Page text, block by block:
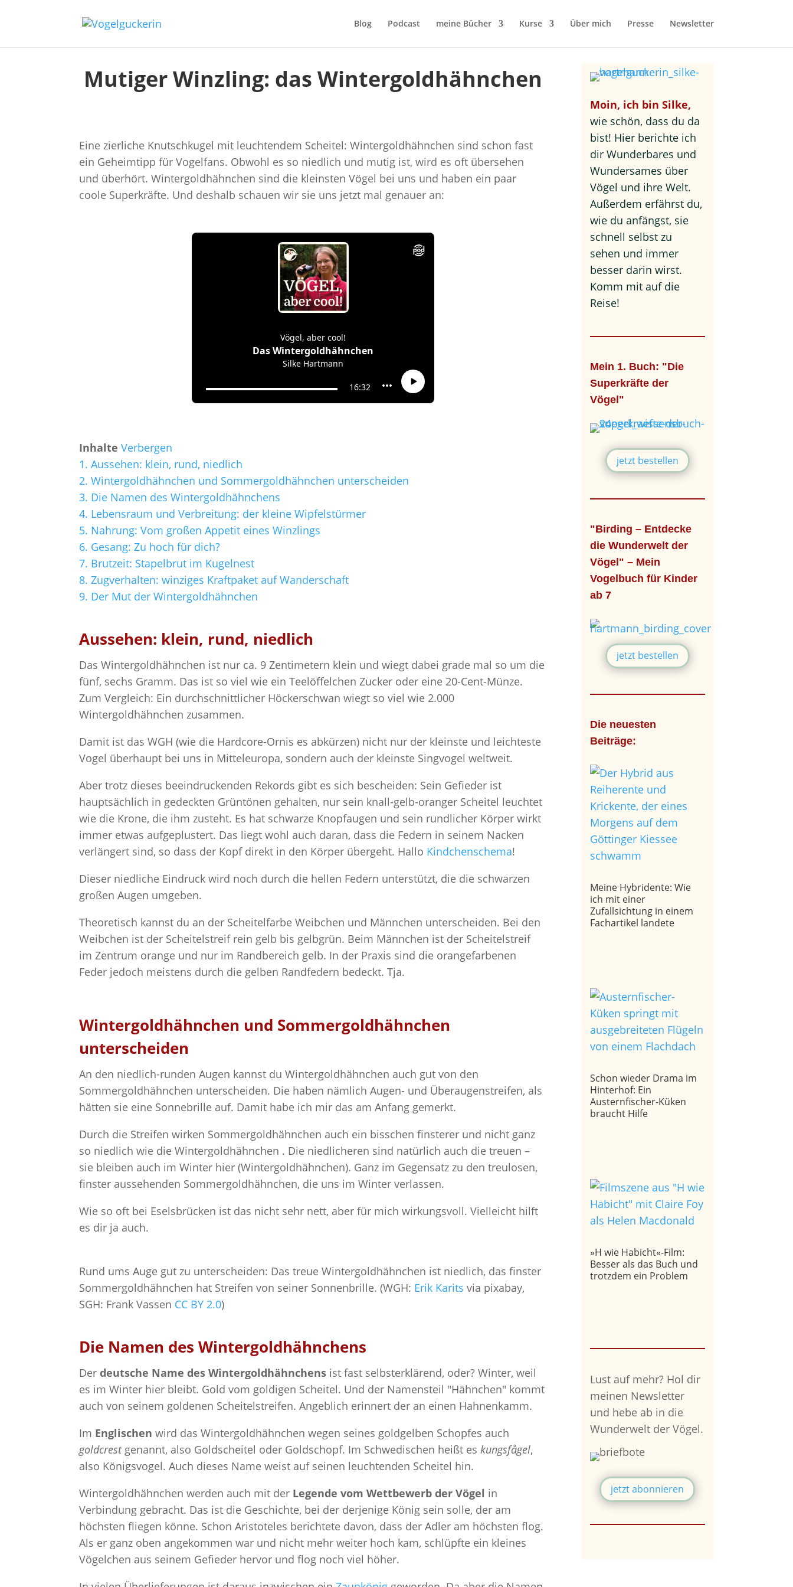
Blog Podcast meine Bücher Kurse Über mich Presse Newsletter
Mutiger Winzling: das Wintergoldhähnchen
Eine zierliche Knutschkugel mit leuchtendem Scheitel: Wintergoldhähnchen sind schon fast
ein Geheimtipp für Vogelfans. Obwohl es so niedlich und mutig ist, wird es oft übersehen
und überhört. Wintergoldhähnchen sind die kleinsten Vögel bei uns und haben ein paar
coole Superkräfte. Und deshalb schauen wir sie uns jetzt mal genauer an:
Inhalte Verbergen
1. Aussehen: klein, rund, niedlich
2. Wintergoldhähnchen und Sommergoldhähnchen unterscheiden
3. Die Namen des Wintergoldhähnchens
4. Lebensraum und Verbreitung: der kleine Wipfelstürmer
5. Nahrung: Vom großen Appetit eines Winzlings
6. Gesang: Zu hoch für dich?
7. Brutzeit: Stapelbrut im Kugelnest
8. Zugverhalten: winziges Kraftpaket auf Wanderschaft
9. Der Mut der Wintergoldhähnchen
Aussehen: klein, rund, niedlich
Das Wintergoldhähnchen ist nur ca. 9 Zentimetern klein und wiegt dabei grade mal so um die
fünf, sechs Gramm. Das ist so viel wie ein Teelöffelchen Zucker oder eine 20-Cent-Münze.
Zum Vergleich: Ein durchschnittlicher Höckerschwan wiegt so viel wie 2.000
Wintergoldhähnchen zusammen.
Damit ist das WGH (wie die Hardcore-Ornis es abkürzen) nicht nur der kleinste und leichteste
Vogel überhaupt bei uns in Mitteleuropa, sondern auch der kleinste Singvogel weltweit.
Aber trotz dieses beeindruckenden Rekords gibt es sich bescheiden: Sein Gefieder ist
hauptsächlich in gedeckten Grüntönen gehalten, nur sein knall-gelb-oranger Scheitel leuchtet
wie die Krone, die ihm zusteht. Es hat schwarze Knopfaugen und sein rundlicher Körper wirkt
immer etwas aufgeplustert. Das liegt wohl auch daran, dass die Federn in seinem Nacken
verlängert sind, so dass der Kopf direkt in den Körper übergeht. Hallo Kindchenschema!
Dieser niedliche Eindruck wird noch durch die hellen Federn unterstützt, die die schwarzen
großen Augen umgeben.
Theoretisch kannst du an der Scheitelfarbe Weibchen und Männchen unterscheiden. Bei den
Weibchen ist der Scheitelstreif rein gelb bis gelbgrün. Beim Männchen ist der Scheitelstreif
im Zentrum orange und nur im Randbereich gelb. In der Praxis sind die orangefarbenen
Feder jedoch meistens durch die gelben Randfedern bedeckt. Tja.
Wintergoldhähnchen und Sommergoldhähnchen
unterscheiden
An den niedlich-runden Augen kannst du Wintergoldhähnchen auch gut von den
Sommergoldhähnchen unterscheiden. Die haben nämlich Augen- und Überaugenstreifen, als
hätten sie eine Sonnebrille auf. Damit habe ich mir das am Anfang gemerkt.
Durch die Streifen wirken Sommergoldhähnchen auch ein bisschen finsterer und nicht ganz
so niedlich wie die Wintergoldhähnchen . Die niedlicheren sind natürlich auch die treuen –
sie bleiben auch im Winter hier (Wintergoldhähnchen). Ganz im Gegensatz zu den treulosen,
finster aussehenden Sommergoldhähnchen, die uns im Winter verlassen.
Wie so oft bei Eselsbrücken ist das nicht sehr nett, aber für mich wirkungsvoll. Vielleicht hilft
es dir ja auch.
Rund ums Auge gut zu unterscheiden: Das treue Wintergoldhähnchen ist niedlich, das finster
Sommergoldhähnchen hat Streifen von seiner Sonnenbrille. (WGH: Erik Karits via pixabay,
SGH: Frank Vassen CC BY 2.0)
Die Namen des Wintergoldhähnchens
Derdeutsche Name des Wintergoldhähnchens ist fast selbsterklärend, oder? Winter, weil
es im Winter hier bleibt. Gold vom goldigen Scheitel. Und der Namensteil "Hähnchen" kommt
auch von seinem goldenen Scheitelstreifen. Angeblich erinnert der an einen Hahnenkamm.
Im Englischenwird das Wintergoldhähnchen wegen seines goldgelben Schopfes auch
goldcrest genannt, also Goldscheitel oder Goldschopf. Im Schwedischen heißt eskungsfågel,
also Königsvogel. Auch dieses Name weist auf seinen leuchtenden Scheitel hin.
Wintergoldhähnchen werden auch mit der Legende vom Wettbewerb der Vögel in
Verbindung gebracht. Das ist die Geschichte, bei der derjenige König sein solle, der am
höchsten fliegen könne. Schon Aristoteles berichtete davon, dass der Adler am höchsten flog.
Als er ganz oben angekommen war und nicht mehr weiter hoch kam, schlüpfte ein kleines
Vögelchen aus seinem Gefieder hervor und flog noch viel höher.
Moin, ich bin Silke,
wie schön, dass du da
bist! Hier berichte ich
dir Wunderbares und
Wundersames über
Vögel und ihre Welt.
Außerdem erfährst du,
wie du anfängst, sie
schnell selbst zu
sehen und immer
besser darin wirst.
Komm mit auf die
Reise!
Mein 1. Buch: "Die
Superkräfte der
Vögel"
jetzt bestellen
"Birding – Entdecke
die Wunderwelt der
Vögel" – Mein
Vogelbuch für Kinder
ab 7
jetzt bestellen
Die neuesten
Beiträge:
Meine Hybridente: Wie
ich mit einer
Zufallsichtung in einem
Fachartikel landete
Schon wieder Drama im
Hinterhof: Ein
Austernfischer-Küken
braucht Hilfe
»H wie Habicht«-Film:
Besser als das Buch und
trotzdem ein Problem
Lust auf mehr? Hol dir
meinen Newsletter
und hebe ab in die
Wunderwelt der Vögel.
jetzt abonnieren